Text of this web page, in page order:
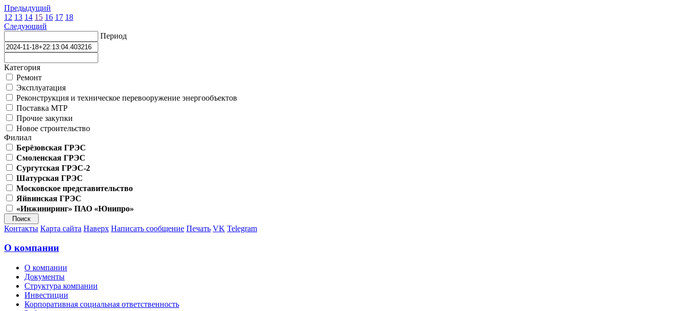
Предыдущий
12 13 14 15 16 17 18
Следующий
Период
Категория
Ремонт
Эксплуатация
Реконструкция и техническое перевооружение энергообъектов
Поставка МТР
Прочие закупки
Новое строительство
Филиал
Берёзовская ГРЭС
Смоленская ГРЭС
Сургутская ГРЭС-2
Шатурская ГРЭС
Московское представительство
Яйвинская ГРЭС
«Инжиниринг» ПАО «Юнипро»
Контакты Карта сайта Наверх Написать сообщение Печать VK Telegram
О компании
О компании
Документы
Структура компании
Инвестиции
Корпоративная социальная ответственность